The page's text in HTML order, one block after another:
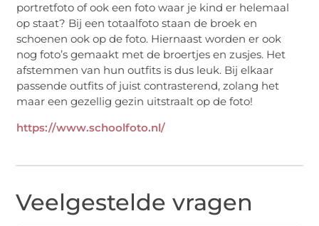
portretfoto of ook een foto waar je kind er helemaal
op staat? Bij een totaalfoto staan de broek en
schoenen ook op de foto. Hiernaast worden er ook
nog foto’s gemaakt met de broertjes en zusjes. Het
afstemmen van hun outfits is dus leuk. Bij elkaar
passende outfits of juist contrasterend, zolang het
maar een gezellig gezin uitstraalt op de foto!
https://www.schoolfoto.nl/
Veelgestelde vragen